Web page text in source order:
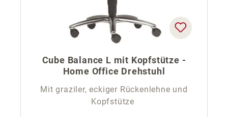
Cube Balance L mit Kopfstütze -
Home Office Drehstuhl
Mit graziler, eckiger Rückenlehne und
Kopfstütze